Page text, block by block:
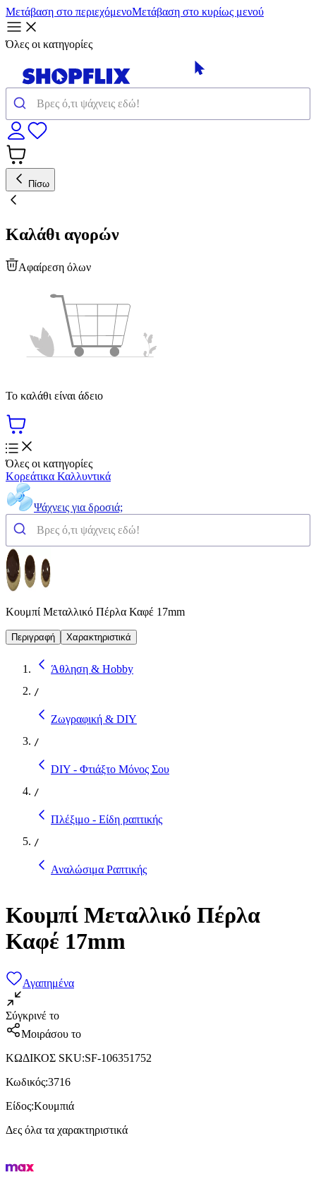
Μετάβαση στο περιεχόμενοΜετάβαση στο κυρίως μενού
Όλες οι κατηγορίες
Πίσω
Καλάθι αγορών
Αφαίρεση όλων
Το καλάθι είναι άδειο
Όλες οι κατηγορίες
Κορεάτικα Καλλυντικά
Ψάχνεις για δροσιά;
Κουμπί Μεταλλικό Πέρλα Καφέ 17mm
Περιγραφή Χαρακτηριστικά
Άθληση & Hobby
/
Ζωγραφική & DIY
/
DIY - Φτιάξτο Μόνος Σου
/
Πλέξιμο - Είδη ραπτικής
/
Αναλώσιμα Ραπτικής
Κουμπί Μεταλλικό Πέρλα
Καφέ 17mm
Αγαπημένα
Σύγκρινέ το
Μοιράσου το
ΚΩΔΙΚΟΣ SKU:SF-106351752
Κωδικός:3716
Είδος:Κουμπιά
Δες όλα τα χαρακτηριστικά